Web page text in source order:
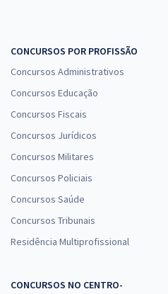
CONCURSOS POR PROFISSÃO
Concursos Administrativos
Concursos Educação
Concursos Fiscais
Concursos Jurídicos
Concursos Militares
Concursos Policiais
Concursos Saúde
Concursos Tribunais
Residência Multiprofissional
CONCURSOS NO CENTRO-